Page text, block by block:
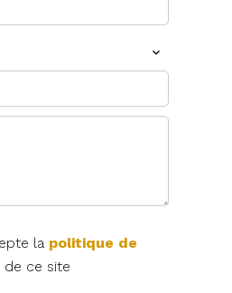
la politique de
de ce site